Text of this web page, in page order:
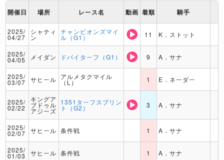
開催日 場所 レース名 動画 着順 騎手
2025/
04/27
シャティ
ン
チャンピオンズマイ
ル（G1） 11 K．ストット
2025/
04/05 メイダン ドバイターフ（G1） 9 A．サナ
2025/
03/07 サヒール アルメタクマイル
（L） 1 E．ネーダー
2025/
02/22
キングア
ブドゥル
アジーズ
1351ターフスプリン
ト（G2） 3 A．サナ
2025/
02/07 サヒール 条件戦 1 A．サナ
2025/
01/03 サヒール 条件戦 1 A．サナ